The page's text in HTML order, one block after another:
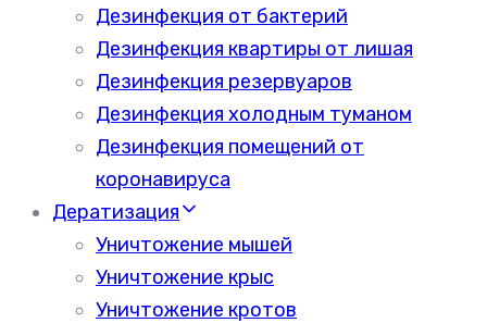
Дезинфекция от бактерий
Дезинфекция квартиры от лишая
Дезинфекция резервуаров
Дезинфекция холодным туманом
Дезинфекция помещений от
коронавируса
Дератизация
Уничтожение мышей
Уничтожение крыс
Уничтожение кротов